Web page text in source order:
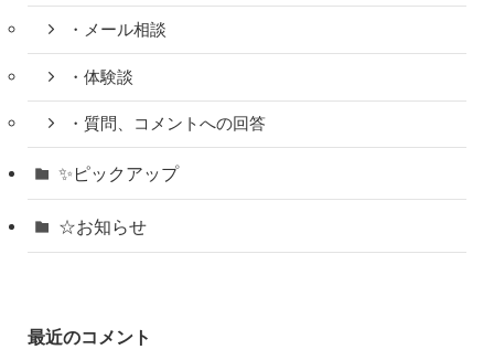
・メール相談
・体験談
・質問、コメントへの回答
✨ピックアップ
☆お知らせ
最近のコメント